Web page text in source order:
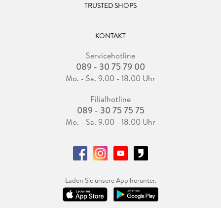
TRUSTED SHOPS
KONTAKT
Servicehotline
089 - 30 75 79 00
Mo. - Sa. 9.00 - 18.00 Uhr
Filialhotline
089 - 30 75 75 75
Mo. - Sa. 9.00 - 18.00 Uhr
Laden Sie unsere App herunter.